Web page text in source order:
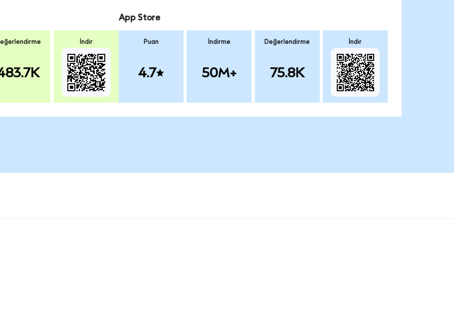
İndir
App Store
Puan
4.7
İndirme
50M+
Değerlendirme
75.8K
İndir